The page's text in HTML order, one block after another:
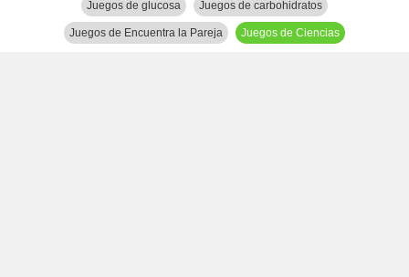
Juegos de glucosa Juegos de carbohidratos
Juegos de Encuentra la Pareja Juegos de Ciencias